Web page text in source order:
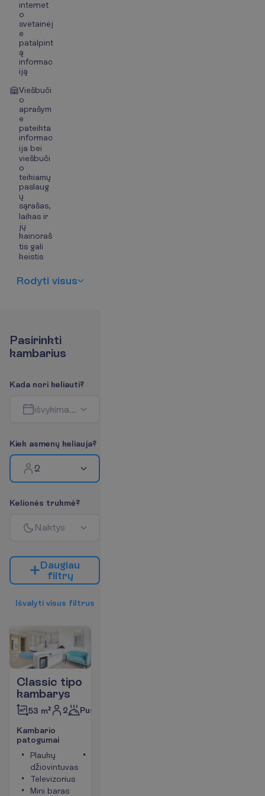
internet
o
svetainėj
e
patalpint
ą
informac
iją
Viešbuči
o
aprašym
e
pateikta
informac
ija bei
viešbuči
o
teikiamų
paslaug
ų
sąrašas,
laikas ir
jų
kainoraš
tis gali
keistis
Rodyti visus
Pasirinkti
kambarius
Kada nori keliauti?
išvykimas g
Kiek asmenų keliauja?
2
Kelionės trukmė?
Naktys
Daugiau
filtrų
Išvalyti visus filtrus
Classic tipo
kambarys
53 m² 2 Pusryčiai
Kambario
patogumai
Plaukų
džiovintuvas
Televizorius
Mini baras